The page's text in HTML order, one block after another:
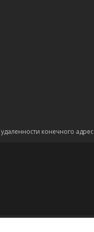
конечного